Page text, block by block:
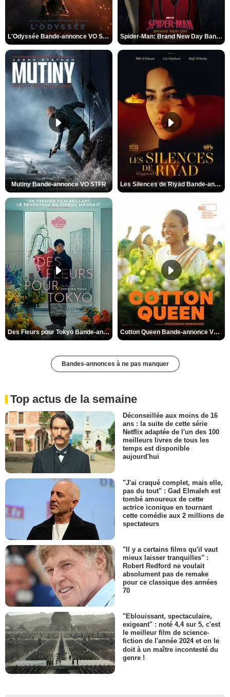
L'Odyssée Bande-annonce VO STFR Spider-Man: Brand New Day Bande-annonce VO STFR
Mutiny Bande-annonce VO STFR Les Silences de Riyad Bande-annonce VO STFR
Des Fleurs pour Tokyo Bande-annonce VO STFR Cotton Queen Bande-annonce VO STFR
Bandes-annonces à ne pas manquer
Top actus de la semaine
Déconseillée aux moins de 16
ans : la suite de cette série
Netflix adaptée de l'un des 100
meilleurs livres de tous les
temps est disponible
aujourd'hui
"J'ai craqué complet, mais elle,
pas du tout" : Gad Elmaleh est
tombé amoureux de cette
actrice iconique en tournant
cette comédie aux 2 millions de
spectateurs
"Il y a certains films qu'il vaut
mieux laisser tranquilles" :
Robert Redford ne voulait
absolument pas de remake
pour ce classique des années
70
"Eblouissant, spectaculaire,
exigeant" : noté 4,4 sur 5, c'est
le meilleur film de science-
fiction de l'année 2024 et on le
doit à un maître incontesté du
genre !